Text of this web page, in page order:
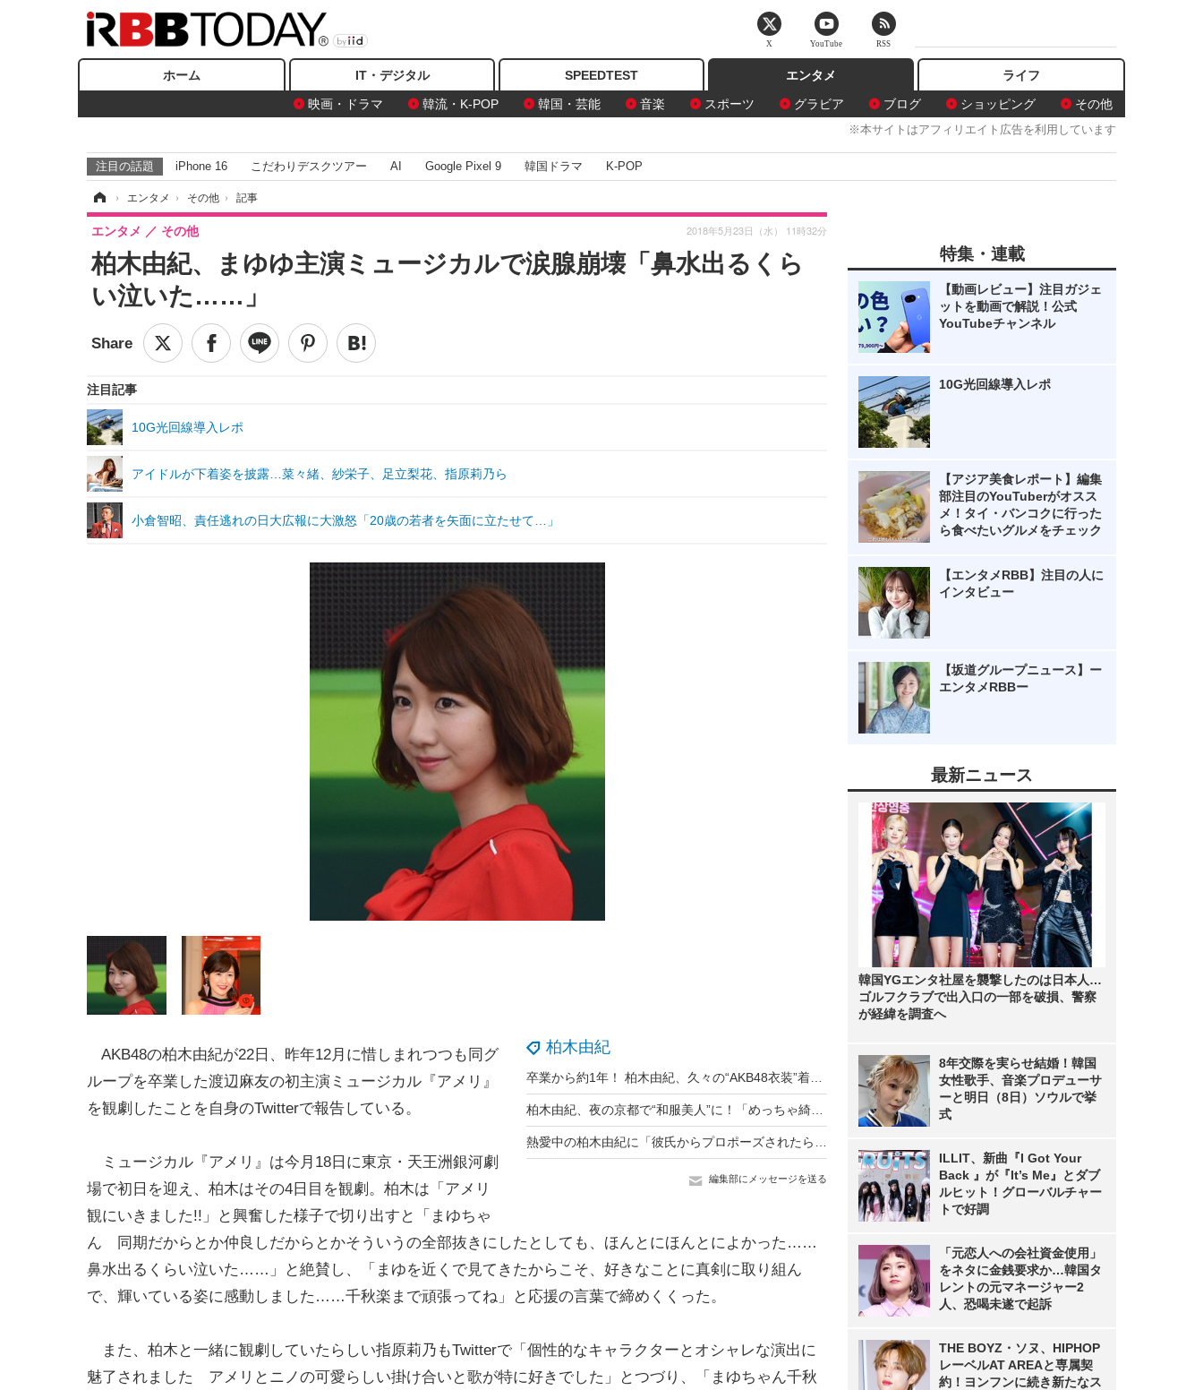
ホーム IT・デジタル SPEEDTEST
エンタメ
映画・ドラマ
韓流・K-POP 韓国・芸能 音楽 スポーツ グラビア ブログ ショッピング その他
ライフ
※本サイトはアフィリエイト広告を利用しています
注目の話題 iPhone 16 こだわりデスクツアー AI Google Pixel 9 韓国ドラマ K-POP
› エンタメ › その他 › 記事
柏木由紀、まゆゆ主演ミュージカルで涙腺崩壊「鼻水出るくら
い泣いた……」
エンタメ その他 2018年5月23日（水） 11時32分
注目記事
10G光回線導入レポ
アイドルが下着姿を披露…菜々緒、紗栄子、足立梨花、指原莉乃ら
小倉智昭、責任逃れの日大広報に大激怒「20歳の若者を矢面に立たせて…」
柏木由紀
編集部にメッセージを送る
AKB48の柏木由紀が22日、昨年12月に惜しまれつつも同グ
ループを卒業した渡辺麻友の初主演ミュージカル『アメリ』
を観劇したことを自身のTwitterで報告している。
ミュージカル『アメリ』は今月18日に東京・天王洲銀河劇
場で初日を迎え、柏木はその4日目を観劇。柏木は「アメリ
観にいきました!!」と興奮した様子で切り出すと「まゆちゃ
ん 同期だからとか仲良しだからとかそういうの全部抜きにしたとしても、ほんとにほんとによかった……
鼻水出るくらい泣いた……」と絶賛し、「まゆを近くで見てきたからこそ、好きなことに真剣に取り組ん
で、輝いている姿に感動しました……千秋楽まで頑張ってね」と応援の言葉で締めくくった。
また、柏木と一緒に観劇していたらしい指原莉乃もTwitterで「個性的なキャラクターとオシャレな演出に
魅了されました アメリとニノの可愛らしい掛け合いと歌が特に好きでした」とつづり、「まゆちゃん千秋
特集・連載
【動画レビュー】注目ガジェ
ットを動画で解説！公式
YouTubeチャンネル
10G光回線導入レポ
【アジア美食レポート】編集
部注目のYouTuberがオスス
メ！タイ・バンコクに行った
ら食べたいグルメをチェック
【エンタメRBB】注目の人に
インタビュー
【坂道グループニュース】ー
エンタメRBBー
最新ニュース
韓国YGエンタ社屋を襲撃したのは日本人…
ゴルフクラブで出入口の一部を破損、警察
が経緯を調査へ
8年交際を実らせ結婚！韓国
女性歌手、音楽プロデューサ
ーと明日（8日）ソウルで挙
式
ILLIT、新曲『I Got Your
Back 』が『It’s Me』とダブ
ルヒット！グローバルチャー
トで好調
「元恋人への会社資金使用」
をネタに金銭要求か…韓国タ
レントの元マネージャー2
人、恐喝未遂で起訴
THE BOYZ・ソヌ、HIPHOP
レーベルAT AREAと専属契
約！ヨンフンに続き新たなス
X YouTube RSS